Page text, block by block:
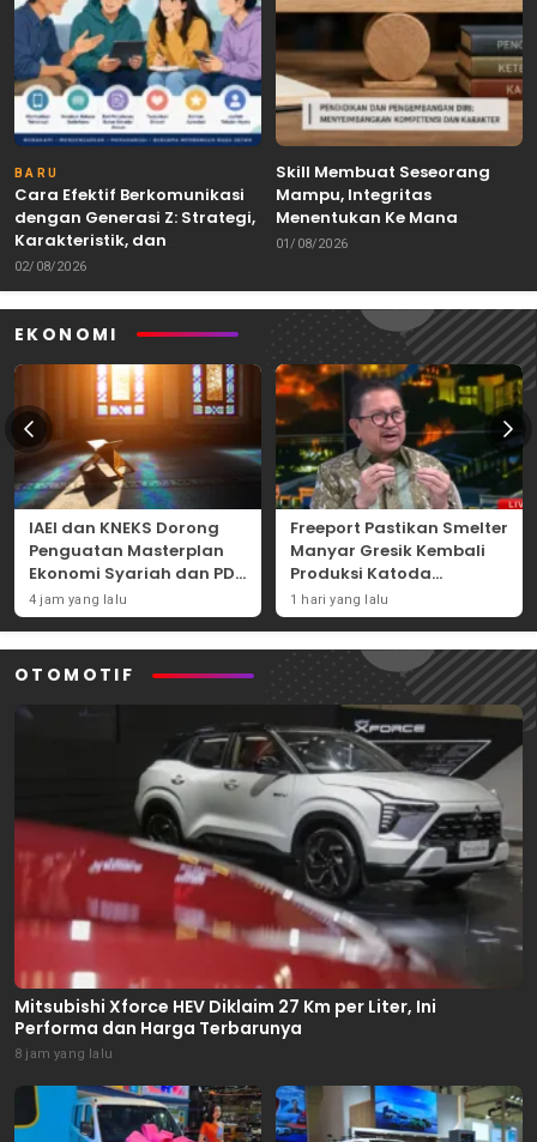
BARU
Cara Efektif Berkomunikasi
dengan Generasi Z: Strategi,
Karakteristik, dan
Tantangannya
02/08/2026
Skill Membuat Seseorang
Mampu, Integritas
Menentukan Ke Mana
Kemampuan Itu Dibawa
01/08/2026
EKONOMI
IAEI dan KNEKS Dorong
Penguatan Masterplan
Ekonomi Syariah dan PDB
Syariah Indonesia
4 jam yang lalu
Freeport Pastikan Smelter
Manyar Gresik Kembali
Produksi Katoda
Tembaga Mulai
September 2026
1 hari yang lalu
OTOMOTIF
Mitsubishi Xforce HEV Diklaim 27 Km per Liter, Ini
Performa dan Harga Terbarunya
8 jam yang lalu